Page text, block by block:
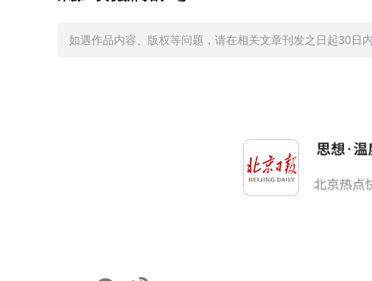
如遇作品内容、版权等问题，请在相关文章刊发之日起30日